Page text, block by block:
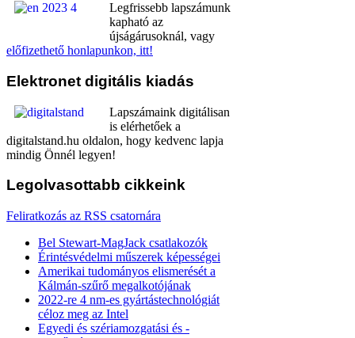
Legfrissebb lapszámunk
kapható az
újságárusoknál, vagy
előfizethető honlapunkon, itt!
Elektronet digitális kiadás
Lapszámaink digitálisan
is elérhetőek a
digitalstand.hu oldalon, hogy kedvenc lapja
mindig Önnél legyen!
Legolvasottabb cikkeink
Feliratkozás az RSS csatornára
Bel Stewart-MagJack csatlakozók
Érintésvédelmi műszerek képességei
Amerikai tudományos elismerését a
Kálmán-szűrő megalkotójának
2022-re 4 nm-es gyártástechnológiát
céloz meg az Intel
Egyedi és szériamozgatási és -